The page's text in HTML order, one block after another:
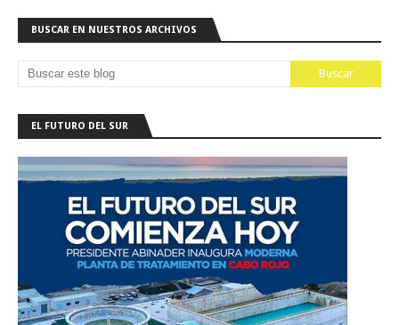
BUSCAR EN NUESTROS ARCHIVOS
EL FUTURO DEL SUR